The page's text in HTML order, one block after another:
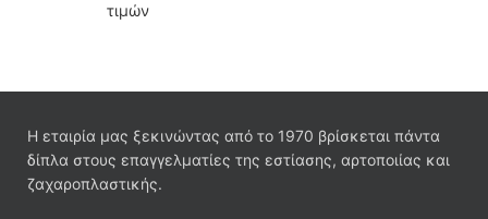
τιμών
Η εταιρία μας ξεκινώντας από το 1970 βρίσκεται πάντα
δίπλα στους επαγγελματίες της εστίασης, αρτοποιίας και
ζαχαροπλαστικής.